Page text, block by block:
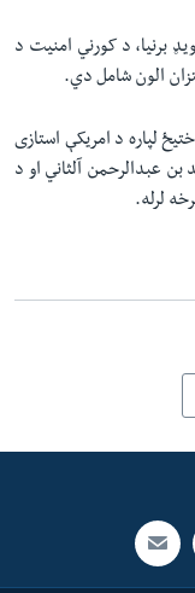
برنیا، د کورني امنیت د
الون شامل دي.
لپاره د امریکې استازی
عبدالرحمن آلثاني او د
لرله.